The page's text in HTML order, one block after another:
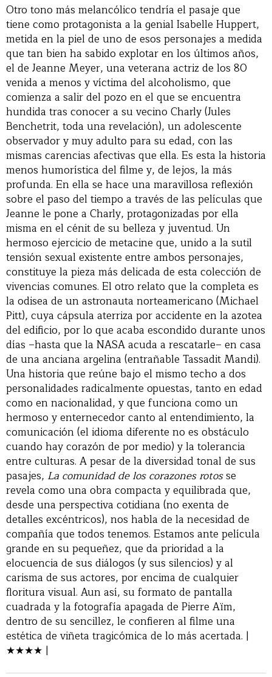
Otro tono más melancólico tendría el pasaje que
tiene como protagonista a la genial Isabelle Huppert,
metida en la piel de uno de esos personajes a medida
que tan bien ha sabido explotar en los últimos años,
el de Jeanne Meyer, una veterana actriz de los 80
venida a menos y víctima del alcoholismo, que
comienza a salir del pozo en el que se encuentra
hundida tras conocer a su vecino Charly (Jules
Benchetrit, toda una revelación), un adolescente
observador y muy adulto para su edad, con las
mismas carencias afectivas que ella. Es esta la historia
menos humorística del filme y, de lejos, la más
profunda. En ella se hace una maravillosa reflexión
sobre el paso del tiempo a través de las películas que
Jeanne le pone a Charly, protagonizadas por ella
misma en el cénit de su belleza y juventud. Un
hermoso ejercicio de metacine que, unido a la sutil
tensión sexual existente entre ambos personajes,
constituye la pieza más delicada de esta colección de
vivencias comunes. El otro relato que la completa es
la odisea de un astronauta norteamericano (Michael
Pitt), cuya cápsula aterriza por accidente en la azotea
del edificio, por lo que acaba escondido durante unos
días –hasta que la NASA acuda a rescatarle– en casa
de una anciana argelina (entrañable Tassadit Mandi).
Una historia que reúne bajo el mismo techo a dos
personalidades radicalmente opuestas, tanto en edad
como en nacionalidad, y que funciona como un
hermoso y enternecedor canto al entendimiento, la
comunicación (el idioma diferente no es obstáculo
cuando hay corazón de por medio) y la tolerancia
entre culturas. A pesar de la diversidad tonal de sus
pasajes, La comunidad de los corazones rotosse
revela como una obra compacta y equilibrada que,
desde una perspectiva cotidiana (no exenta de
detalles excéntricos), nos habla de la necesidad de
compañía que todos tenemos. Estamos ante película
grande en su pequeñez, que da prioridad a la
elocuencia de sus diálogos (y sus silencios) y al
carisma de sus actores, por encima de cualquier
floritura visual. Aun así, su formato de pantalla
cuadrada y la fotografía apagada de Pierre Aïm,
dentro de su sencillez, le confieren al filme una
estética de viñeta tragicómica de lo más acertada. |
★★★★ |